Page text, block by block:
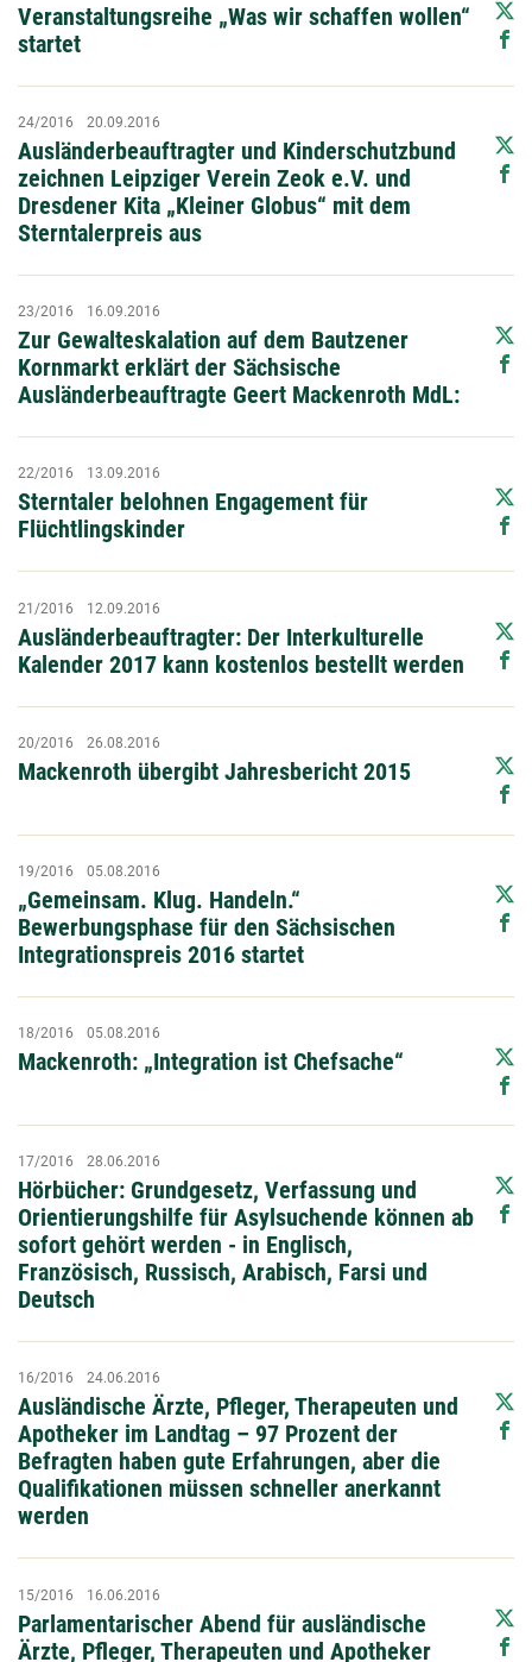
Veranstaltungsreihe „Was wir schaffen wollen“
startet
Ausländerbeauftragter und Kinderschutzbund
zeichnen Leipziger Verein Zeok e.V. und
Dresdener Kita „Kleiner Globus“ mit dem
Sterntalerpreis aus
24/2016 20.09.2016
Zur Gewalteskalation auf dem Bautzener
Kornmarkt erklärt der Sächsische
Ausländerbeauftragte Geert Mackenroth MdL:
23/2016 16.09.2016
Sterntaler belohnen Engagement für
Flüchtlingskinder
22/2016 13.09.2016
Ausländerbeauftragter: Der Interkulturelle
Kalender 2017 kann kostenlos bestellt werden
21/2016 12.09.2016
Mackenroth übergibt Jahresbericht 2015
20/2016 26.08.2016
„Gemeinsam. Klug. Handeln.“
Bewerbungsphase für den Sächsischen
Integrationspreis 2016 startet
19/2016 05.08.2016
Mackenroth: „Integration ist Chefsache“
18/2016 05.08.2016
Hörbücher: Grundgesetz, Verfassung und
Orientierungshilfe für Asylsuchende können ab
sofort gehört werden - in Englisch,
Französisch, Russisch, Arabisch, Farsi und
Deutsch
17/2016 28.06.2016
Ausländische Ärzte, Pfleger, Therapeuten und
Apotheker im Landtag – 97 Prozent der
Befragten haben gute Erfahrungen, aber die
Qualifikationen müssen schneller anerkannt
werden
16/2016 24.06.2016
Parlamentarischer Abend für ausländische
Ärzte, Pfleger, Therapeuten und Apotheker
15/2016 16.06.2016